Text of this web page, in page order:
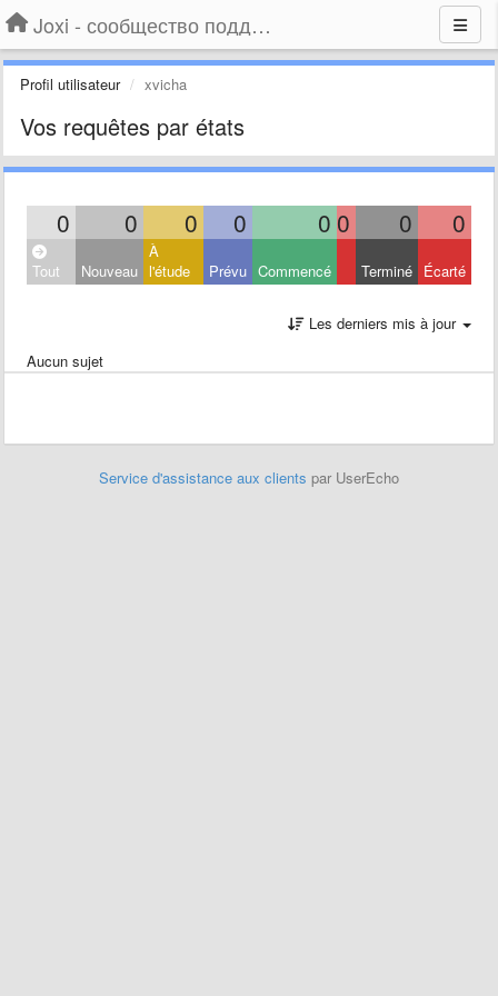
Joxi - сообщество поддержки
Profil utilisateur xvicha
Vos requêtes par états
0 0 0 0 0 0 0 0
Tout Nouveau
À
l'étude
Prévu Commencé Terminé Écarté
Les derniers mis à jour
Aucun sujet
Service d'assistance aux clients par UserEcho